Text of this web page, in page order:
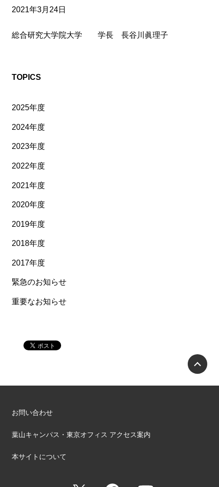
2021年3月24日
総合研究大学院大学 学長 長谷川眞理子
TOPICS
2025年度
2024年度
2023年度
2022年度
2021年度
2020年度
2019年度
2018年度
2017年度
緊急のお知らせ
重要なお知らせ
お問い合わせ
葉山キャンパス・東京オフィス アクセス案内
本サイトについて